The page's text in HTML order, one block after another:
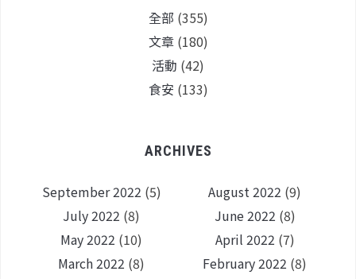
全部 (355)
文章(180)
活動 (42)
食安 (133)
ARCHIVES
September 2022 (5) August 2022 (9)
July 2022 (8) June 2022 (8)
May 2022 (10) April 2022 (7)
March 2022 (8) February 2022 (8)